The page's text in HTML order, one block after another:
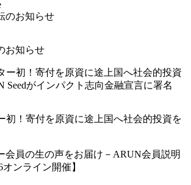
お知らせ
初！寄付を原資に途上国へ社会的投資を